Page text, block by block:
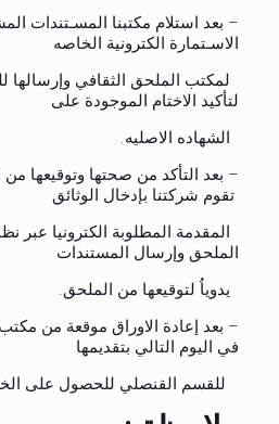
– بعد استلام مكتبنا المسـتندات
الاسـتمارة الكترونية الخاصه
لمكتب الملحق الثقافي وإرسالها
لتأكيد الاختام الموجودة على
الشهاده الاصليه.
– بعد التأكد من صحتها وتوقيعها
تقوم شركتنا بإدخال الوثائق
المقدمة المطلوبة الكترونيا عبر
الملحق وإرسال المستندات
يدوياُ لتوقيعها من الملحق.
– بعد إعادة الاوراق موقعة من
في اليوم التالي بتقديمها
للقسم القنصلي للحصول على